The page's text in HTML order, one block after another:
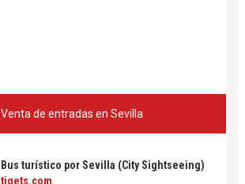
Venta de entradas en Sevilla
Bus turístico por Sevilla (City Sightseeing)
tiqets.com